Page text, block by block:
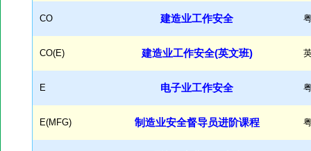
CO 建造业工作安全
CO(E) 建造业工作安全(英文班)
E 电子业工作安全
E(MFG) 制造业安全督导员进阶课程